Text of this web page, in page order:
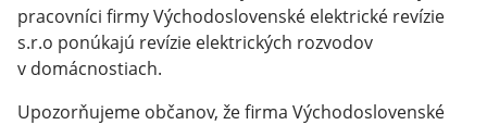
pracovníci firmy Východoslovenské elektrické revízie
s.r.o ponúkajú revízie elektrických rozvodov
v domácnostiach.
Upozorňujeme občanov, že firma Východoslovenské